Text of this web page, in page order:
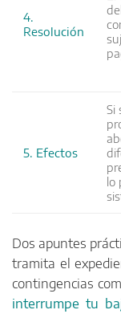
4.
Resolución
5. Efectos
Si
lo
Dos apuntes
tramita el
contingencias
interrumpe tu